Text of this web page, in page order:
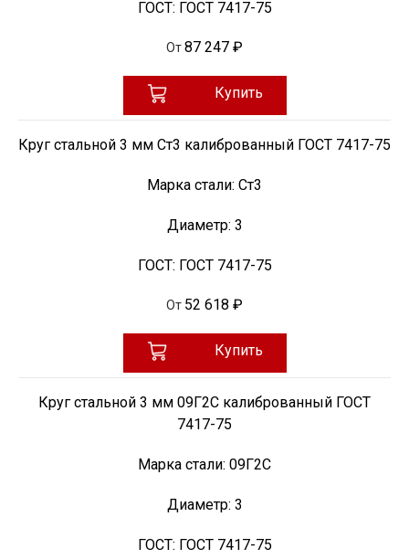
ГОСТ: ГОСТ 7417-75
От87 247 ₽
Купить
Круг стальной 3 мм Ст3 калиброванный ГОСТ 7417-75
Марка стали: Ст3
Диаметр: 3
ГОСТ: ГОСТ 7417-75
От 52 618 ₽
Купить
Круг стальной 3 мм 09Г2С калиброванный ГОСТ
7417-75
Марка стали: 09Г2С
Диаметр: 3
ГОСТ: ГОСТ 7417-75